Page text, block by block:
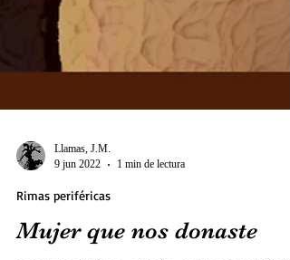
Llamas, J.M.
Rimas periféricas